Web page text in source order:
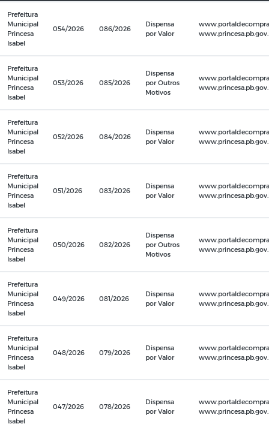
Prefeitura
Municipal
Princesa
Isabel
054/2026 086/2026
Dispensa
por Valor
Prefeitura
Municipal
Princesa
Isabel
053/2026 085/2026
Dispensa
por Outros
Motivos
Prefeitura
Municipal
Princesa
Isabel
052/2026 084/2026
Dispensa
por Valor
Prefeitura
Municipal
Princesa
Isabel
051/2026 083/2026
Dispensa
por Valor
Prefeitura
Municipal
Princesa
Isabel
050/2026 082/2026
Dispensa
por Outros
Motivos
Prefeitura
Municipal
Princesa
Isabel
049/2026 081/2026
Dispensa
por Valor
Prefeitura
Municipal
Princesa
Isabel
048/2026 079/2026
Dispensa
por Valor
Prefeitura
Municipal
Princesa
Isabel
047/2026 078/2026
Dispensa
por Valor